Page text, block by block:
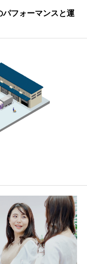
フォーマンスと運